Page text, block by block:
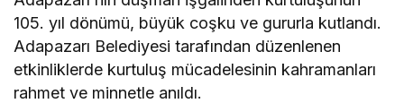
105. yıl dönümü, büyük coşku ve gururla kutlandı.
Adapazarı Belediyesi tarafından düzenlenen
etkinliklerde kurtuluş mücadelesinin kahramanları
rahmet ve minnetle anıldı.